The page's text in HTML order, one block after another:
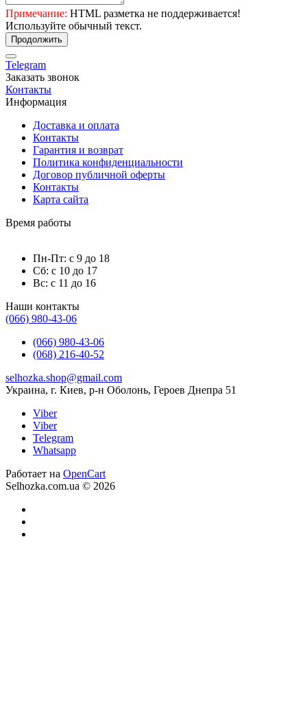
Примечание: HTML разметка не поддерживается!
Используйте обычный текст.
Продолжить
Telegram
Заказать звонок
Контакты
Информация
Доставка и оплата
Контакты
Гарантия и возврат
Политика конфиденциальности
Договор публичной оферты
Контакты
Карта сайта
Время работы
Пн-Пт: с 9 до 18
Сб: с 10 до 17
Вс: с 11 до 16
Наши контакты
(066) 980-43-06
(066) 980-43-06
(068) 216-40-52
selhozka.shop@gmail.com
Украина, г. Киев, р-н Оболонь, Героев Днепра 51
Viber
Viber
Telegram
Whatsapp
Работает на OpenCart
Selhozka.com.ua © 2026